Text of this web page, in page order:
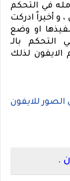
في التحكم
و أخيراً ادركت
او وضع
التحكم بالـ
الايفون لذلك
الصور للايفون
.